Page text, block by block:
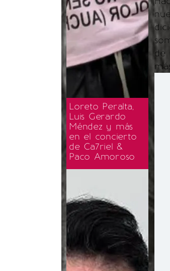
Loreto Peralta,
Luis Gerardo
Méndez y más
en el concierto
de Ca7riel &
Paco Amoroso
de